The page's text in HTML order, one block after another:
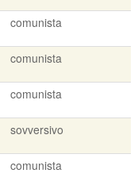
comunista
comunista
comunista
sovversivo
comunista